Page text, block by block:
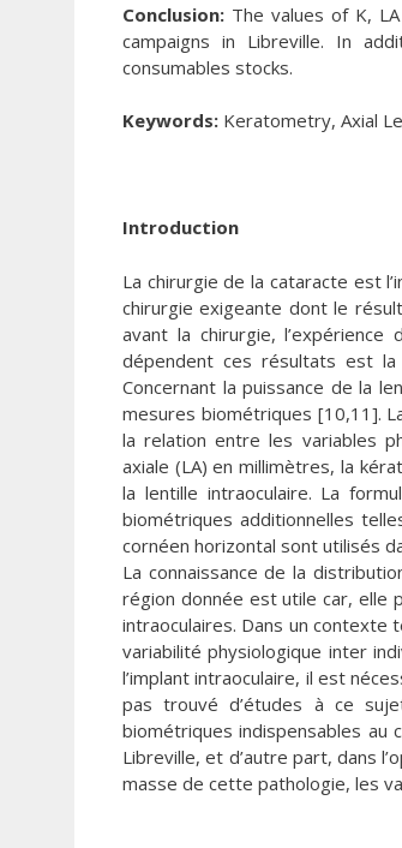
Conclusion: The values of K,
campaigns in Libreville. In
consumables stocks.
Keywords: Keratometry, Axial
Introduction
La chirurgie de la cataracte est
chirurgie exigeante dont le
avant la chirurgie,
dépendent ces résultats est
Concernant la puissance de la
mesures biométriques [10,11].
la relation entre les variables
axiale (LA) en millimètres, la
la lentille intraoculaire. La
biométriques additionnelles
cornéen horizontal sont utilisés
La connaissance de la
région donnée est utile car, elle
intraoculaires. Dans un
variabilité physiologique inter
l’implant intraoculaire, il est
pas trouvé d’études à ce
biométriques indispensables au
Libreville, et d’autre part, dans
masse de cette pathologie, les